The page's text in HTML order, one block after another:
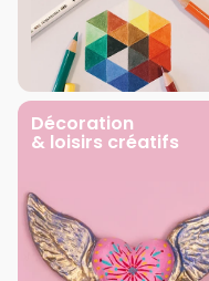
Décoration
& loisirs créatifs